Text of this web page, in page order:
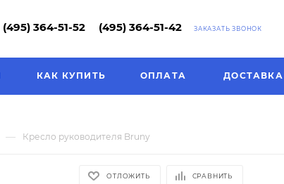
(495) 364-51-52 (495) 364-51-42 ЗАКАЗАТЬ ЗВОНОК
КАК КУПИТЬ ОПЛАТА
— Кресло руководителя Bruny
ОТЛОЖИТЬ СРАВНИТЬ